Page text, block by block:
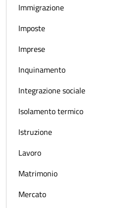
Immigrazione
Imposte
Imprese
Inquinamento
Integrazione sociale
Isolamento termico
Istruzione
Lavoro
Matrimonio
Mercato